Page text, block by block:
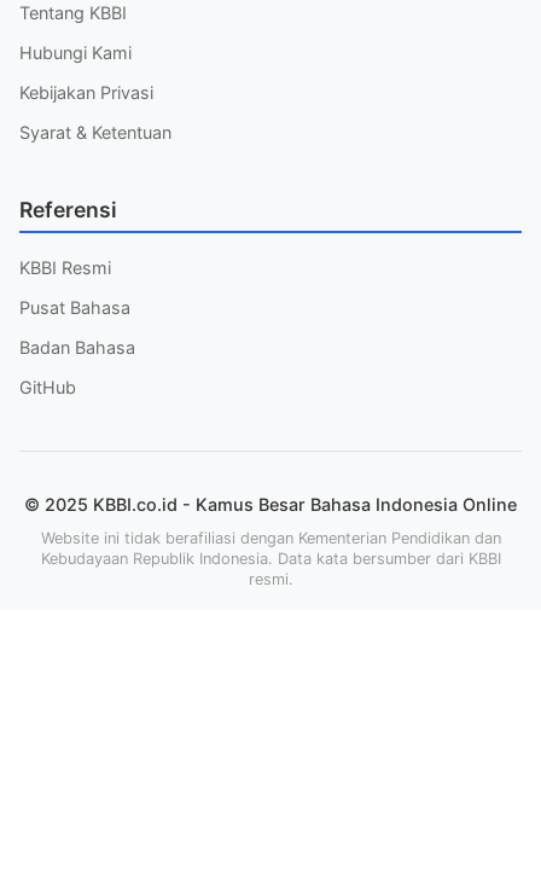
Tentang KBBI
Hubungi Kami
Kebijakan Privasi
Syarat & Ketentuan
Referensi
KBBI Resmi
Pusat Bahasa
Badan Bahasa
GitHub
© 2025 KBBI.co.id - Kamus Besar Bahasa Indonesia Online
Website ini tidak berafiliasi dengan Kementerian Pendidikan dan
Kebudayaan Republik Indonesia. Data kata bersumber dari KBBI
resmi.